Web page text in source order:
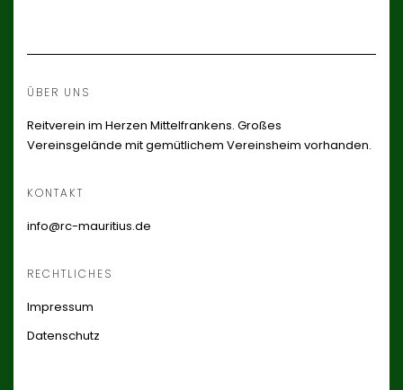
ÜBER UNS
Reitverein im Herzen Mittelfrankens. Großes
Vereinsgelände mit gemütlichem Vereinsheim vorhanden.
KONTAKT
info@rc-mauritius.de
RECHTLICHES
Impressum
Datenschutz